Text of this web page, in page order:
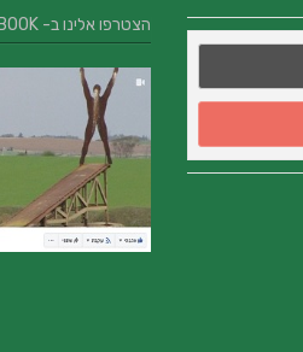
הצטרפו אלינו ב- FACEBOOK